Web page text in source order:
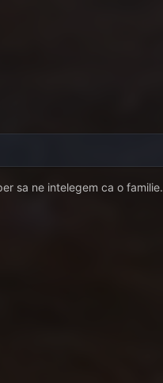
sa ne intelegem ca o familie.